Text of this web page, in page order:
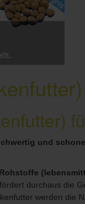
und
durchaus die
werden die